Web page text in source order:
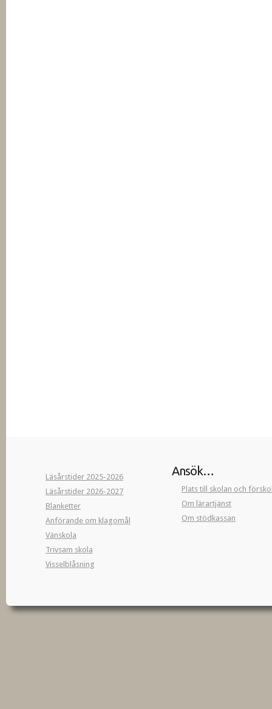
Läsårstider 2025-2026
Läsårstider 2026-2027
Blanketter
Anförande om klagomål
Vänskola
Trivsam skola
Visselblåsning
Ansök…
Plats till skolan och
Om lärartjänst
Om stödkassan